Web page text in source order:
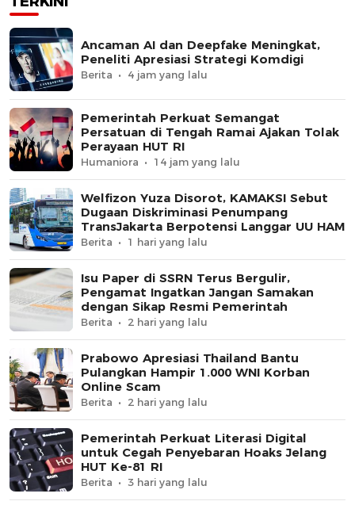
Ancaman AI dan Deepfake Meningkat,
Peneliti Apresiasi Strategi Komdigi
Berita 4 jam yang lalu
Pemerintah Perkuat Semangat
Persatuan di Tengah Ramai Ajakan Tolak
Perayaan HUT RI
Humaniora 14 jam yang lalu
Welfizon Yuza Disorot, KAMAKSI Sebut
Dugaan Diskriminasi Penumpang
TransJakarta Berpotensi Langgar UU HAM
Berita 1 hari yang lalu
Isu Paper di SSRN Terus Bergulir,
Pengamat Ingatkan Jangan Samakan
dengan Sikap Resmi Pemerintah
Berita 2 hari yang lalu
Prabowo Apresiasi Thailand Bantu
Pulangkan Hampir 1.000 WNI Korban
Online Scam
Berita 2 hari yang lalu
Pemerintah Perkuat Literasi Digital
untuk Cegah Penyebaran Hoaks Jelang
HUT Ke-81 RI
Berita 3 hari yang lalu